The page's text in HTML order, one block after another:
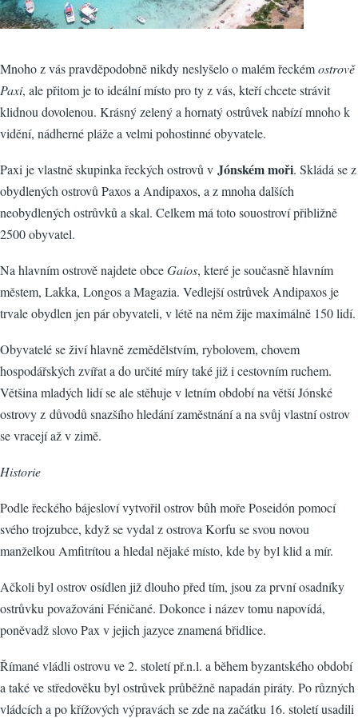
Mnoho z vás pravděpodobně nikdy neslyšelo o malém řeckémostrově
Paxi, ale přitom je to ideální místo pro ty z vás, kteří chcete strávit
klidnou dovolenou. Krásný zelený a hornatý ostrůvek nabízí mnoho k
vidění, nádherné pláže a velmi pohostinné obyvatele.
Paxi je vlastně skupinka řeckých ostrovů v Jónském moři. Skládá se z
obydlených ostrovů Paxos a Andipaxos, a z mnoha dalších
neobydlených ostrůvků a skal. Celkem má toto souostroví přibližně
2500 obyvatel.
Na hlavním ostrově najdete obceGaios, které je současně hlavním
městem, Lakka, Longos a Magazia. Vedlejší ostrůvek Andipaxos je
trvale obydlen jen pár obyvateli, v létě na něm žije maximálně 150 lidí.
Obyvatelé se živí hlavně zemědělstvím, rybolovem, chovem
hospodářských zvířat a do určité míry také již i cestovním ruchem.
Většina mladých lidí se ale stěhuje v letním období na větší Jónské
ostrovy z důvodů snazšího hledání zaměstnání a na svůj vlastní ostrov
se vracejí až v zimě.
Historie
Podle řeckého bájesloví vytvořil ostrov bůh moře Poseidón pomocí
svého trojzubce, když se vydal z ostrova Korfu se svou novou
manželkou Amfitrítou a hledal nějaké místo, kde by byl klid a mír.
Ačkoli byl ostrov osídlen již dlouho před tím, jsou za první osadníky
ostrůvku považováni Féničané. Dokonce i název tomu napovídá,
poněvadž slovo Pax v jejich jazyce znamená břidlice.
Římané vládli ostrovu ve 2. století př.n.l. a během byzantského období
a také ve středověku byl ostrůvek průběžně napadán piráty. Po různých
vládcích a po křížových výpravách se zde na začátku 16. století usadili